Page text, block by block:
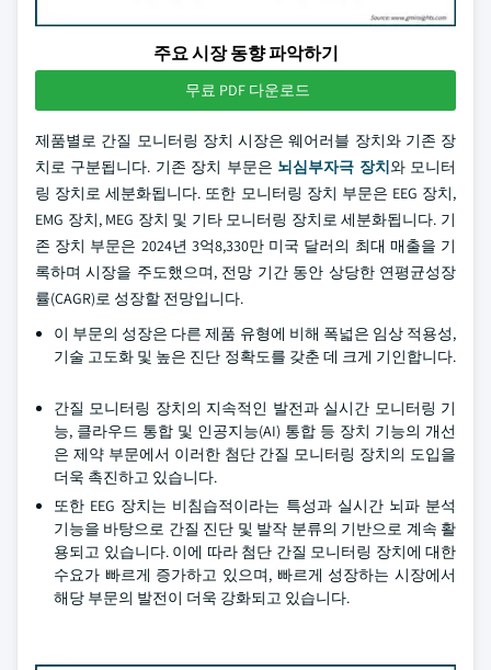
주요 시장 동향 파악하기
무료 PDF 다운로드
제품별로 간질 모니터링 장치 시장은 웨어러블 장치와 기존 장
치로 구분됩니다. 기존 장치 부문은 뇌심부자극 장치와 모니터
링 장치로 세분화됩니다. 또한 모니터링 장치 부문은 EEG 장치,
EMG 장치, MEG 장치 및 기타 모니터링 장치로 세분화됩니다. 기
존 장치 부문은 2024년 3억8,330만 미국 달러의 최대 매출을 기
록하며 시장을 주도했으며, 전망 기간 동안 상당한 연평균성장
률(CAGR)로 성장할 전망입니다.
이 부문의 성장은 다른 제품 유형에 비해 폭넓은 임상 적용성,
기술 고도화 및 높은 진단 정확도를 갖춘 데 크게 기인합니다.
간질 모니터링 장치의 지속적인 발전과 실시간 모니터링 기
능, 클라우드 통합 및 인공지능(AI) 통합 등 장치 기능의 개선
은 제약 부문에서 이러한 첨단 간질 모니터링 장치의 도입을
더욱 촉진하고 있습니다.
또한 EEG 장치는 비침습적이라는 특성과 실시간 뇌파 분석
기능을 바탕으로 간질 진단 및 발작 분류의 기반으로 계속 활
용되고 있습니다. 이에 따라 첨단 간질 모니터링 장치에 대한
수요가 빠르게 증가하고 있으며, 빠르게 성장하는 시장에서
해당 부문의 발전이 더욱 강화되고 있습니다.